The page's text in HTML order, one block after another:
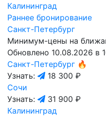
Калининград
Раннее бронирование
Санкт-Петербург
Минимум-цены на
Обновлено 10.08.2026 в
Санкт-Петербург 🔥
Узнать:
18 300 ₽
Сочи
Узнать:
31 900 ₽
Калининград